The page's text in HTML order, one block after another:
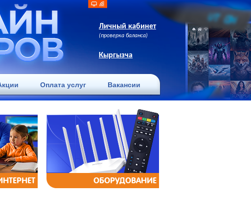
Личный кабинет
(проверка баланса)
Кыргызча
Оплата услуг Вакансии
ОБОРУДОВАНИЕ